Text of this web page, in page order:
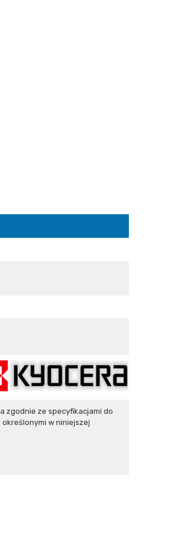
zgodnie ze specyfikacjami do
w niniejszej